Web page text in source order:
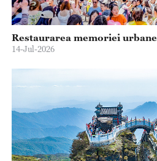
Restaurarea memoriei urbane
14-Jul-2026